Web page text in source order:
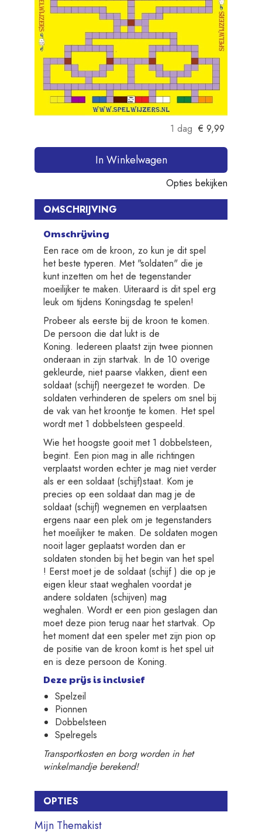
1 dag € 9,99
In Winkelwagen
Opties bekijken
OMSCHRIJVING
Omschrijving
Een race om de kroon, zo kun je dit spel
het beste typeren. Met "soldaten" die je
kunt inzetten om het de tegenstander
moeilijker te maken. Uiteraard is dit spel erg
leuk om tijdens Koningsdag te spelen!
Probeer als eerste bij de kroon te komen.
De persoon die dat lukt is de
Koning. Iedereen plaatst zijn twee pionnen
onderaan in zijn startvak. In de 10 overige
gekleurde, niet paarse vlakken, dient een
soldaat (schijf) neergezet te worden. De
soldaten verhinderen de spelers om snel bij
de vak van het kroontje te komen. Het spel
wordt met 1 dobbelsteen gespeeld.
Wie het hoogste gooit met 1 dobbelsteen,
begint. Een pion mag in alle richtingen
verplaatst worden echter je mag niet verder
als er een soldaat (schijf)staat. Kom je
precies op een soldaat dan mag je de
soldaat (schijf) wegnemen en verplaatsen
ergens naar een plek om je tegenstanders
het moeilijker te maken. De soldaten mogen
nooit lager geplaatst worden dan er
soldaten stonden bij het begin van het spel
! Eerst moet je de soldaat (schijf ) die op je
eigen kleur staat weghalen voordat je
andere soldaten (schijven) mag
weghalen. Wordt er een pion geslagen dan
moet deze pion terug naar het startvak. Op
het moment dat een speler met zijn pion op
de positie van de kroon komt is het spel uit
en is deze persoon de Koning.
Deze prijs is inclusief
Spelzeil
Pionnen
Dobbelsteen
Spelregels
Transportkosten en borg worden in het
winkelmandje berekend!
OPTIES
Mijn Themakist